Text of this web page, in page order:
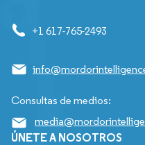
+1 617-765-2493
Consultas de medios:
ÚNETE A NOSOTROS